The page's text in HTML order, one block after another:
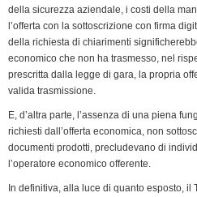
della sicurezza aziendale, i costi della
l’offerta con la sottoscrizione con firma
della richiesta di chiarimenti
economico che non ha trasmesso, nel
prescritta dalla legge di gara, la propria
valida trasmissione.
E, d’altra parte, l’assenza di una piena
richiesti dall’offerta economica, non
documenti prodotti, precludevano di
l’operatore economico offerente.
In definitiva, alla luce di quanto esposto, il